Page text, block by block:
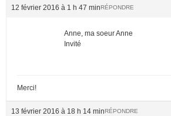
12 février 2016 à 1 h 47 minRÉPONDRE
Anne, ma soeur Anne
Invité
Merci!
13 février 2016 à 18 h 14 minRÉPONDRE